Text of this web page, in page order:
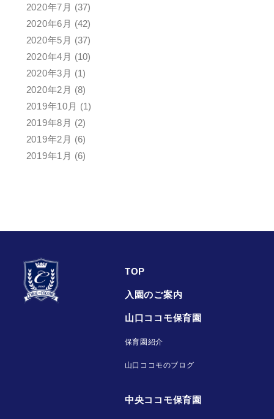
2020年7月 (37)
2020年6月 (42)
2020年5月 (37)
2020年4月 (10)
2020年3月 (1)
2020年2月 (8)
2019年10月 (1)
2019年8月 (2)
2019年2月 (6)
2019年1月 (6)
TOP
入園のご案内
山口ココモ保育園
保育園紹介
山口ココモのブログ
中央ココモ保育園